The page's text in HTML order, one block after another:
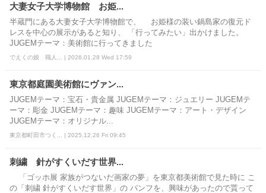
大妻女子大学博物館 お姫...
半蔵門にある大妻女子大学博物館で、 お姫様の装い鍋島家の復元ド
レスを中心の展示があると知り、 「行ってみたい」出かけました。
JUGEMテーマ：美術館に行ってきました
でえくの娘 職人... | 2026.01.28 Wed 17:59
東京都庭園美術館にヴァン...
JUGEMテーマ：宝石・貴金属 JUGEMテーマ：ジュエリー JUGEMテ
ーマ：彫金 JUGEMテーマ：趣味 JUGEMテーマ：アート・デザイン
JUGEMテーマ：オリジナル...
東京都町田市つく... | 2025.12.26 Fri 09:45
刺繍 針がすくいだす世界...
「ゴッホ展 家族がつないだ画家の夢」を東京都美術館で見た時に こ
の「刺繍 針がすくいだす世界」の パンフを、興味があったので貰って